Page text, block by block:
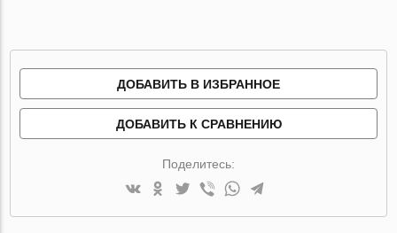
ДОБАВИТЬ В ИЗБРАННОЕ
ДОБАВИТЬ К СРАВНЕНИЮ
Поделитесь: